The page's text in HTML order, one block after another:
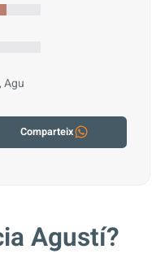
Agu
Comparteix
Agustí?